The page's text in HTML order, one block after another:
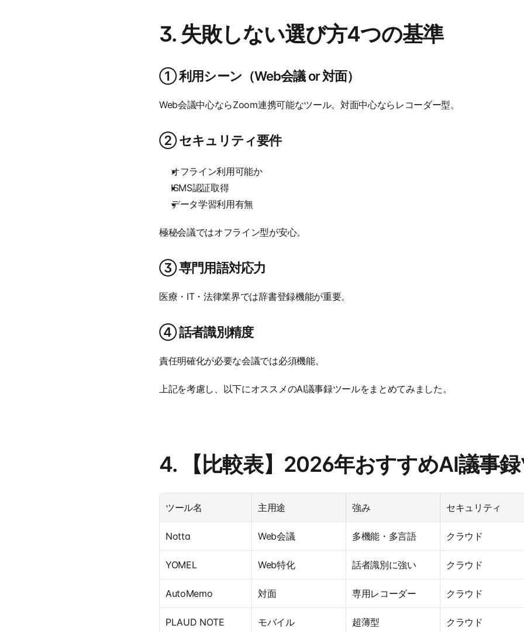
3. 失敗しない選び方4つの基準
① 利用シーン（Web会議 or 対面）
Web会議中心ならZoom連携可能なツール。対面中心ならレコーダー型。
② セキュリティ要件
オフライン利用可能か
ISMS認証取得
データ学習利用有無
極秘会議ではオフライン型が安心。
③ 専門用語対応力
医療・IT・法律業界では辞書登録機能が重要。
④ 話者識別精度
責任明確化が必要な会議では必須機能。
上記を考慮し、以下にオススメのAI議事録ツールをまとめてみました。
4. 【比較表】2026年おすすめAI議事
ツール名 主用途 強み セキュリティ
Notta Web会議 多機能・多言語 クラウド
YOMEL Web特化 話者識別に強い クラウド
AutoMemo 対面 専用レコーダー クラウド
PLAUD NOTE モバイル 超薄型 クラウド